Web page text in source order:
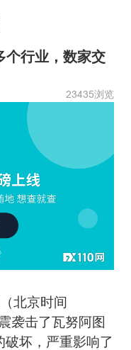
个行业，数家交
23435浏览
北京时间
袭击了瓦努阿图
坏，严重影响了